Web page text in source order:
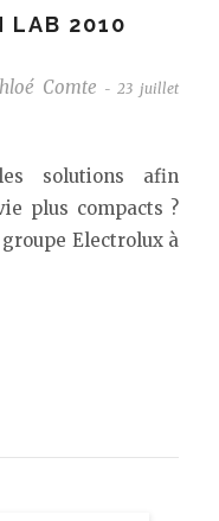
LAB 2010
Comte - 23 juillet
solutions afin
plus compacts ?
Electrolux à